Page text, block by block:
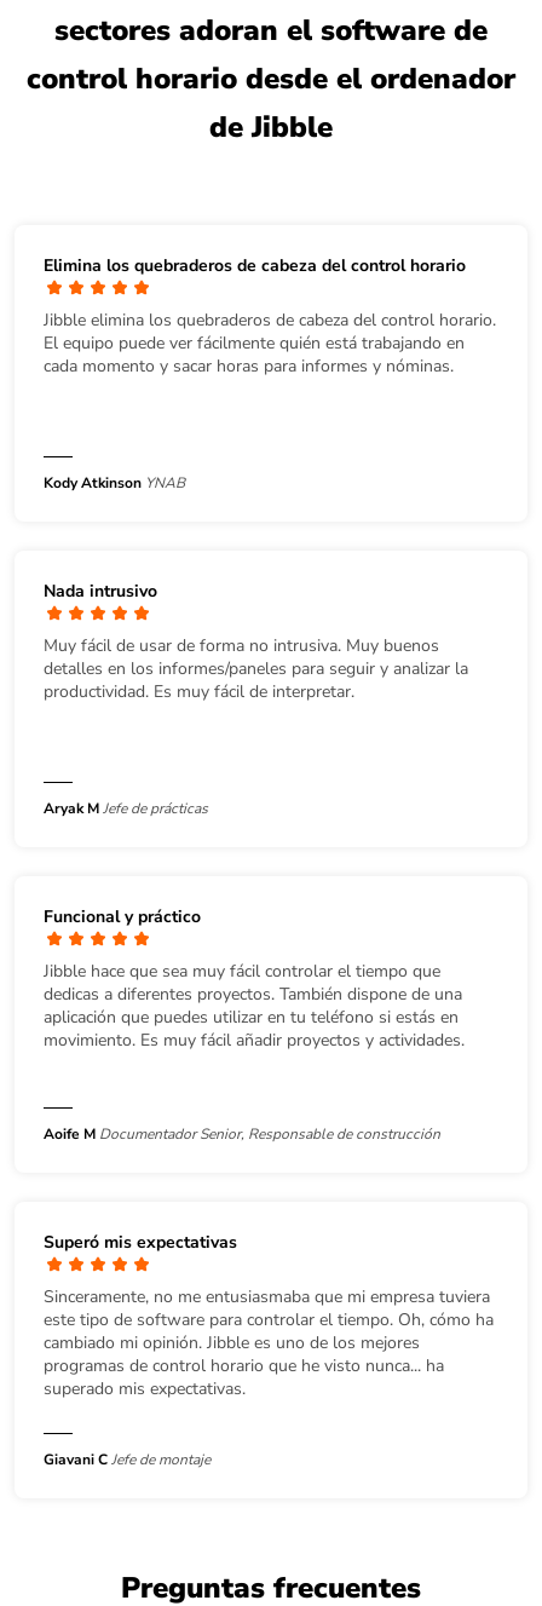
sectores adoran el software de
control horario desde el ordenador
de Jibble
Elimina los quebraderos de cabeza del control horario
Jibble elimina los quebraderos de cabeza del control horario.
El equipo puede ver fácilmente quién está trabajando en
cada momento y sacar horas para informes y nóminas.
Kody Atkinson YNAB
Nada intrusivo
Muy fácil de usar de forma no intrusiva. Muy buenos
detalles en los informes/paneles para seguir y analizar la
productividad. Es muy fácil de interpretar.
Aryak MJefe de prácticas
Funcional y práctico
Jibble hace que sea muy fácil controlar el tiempo que
dedicas a diferentes proyectos. También dispone de una
aplicación que puedes utilizar en tu teléfono si estás en
movimiento. Es muy fácil añadir proyectos y actividades.
Aoife M Documentador Senior, Responsable de construcción
Superó mis expectativas
Sinceramente, no me entusiasmaba que mi empresa tuviera
este tipo de software para controlar el tiempo. Oh, cómo ha
cambiado mi opinión. Jibble es uno de los mejores
programas de control horario que he visto nunca... ha
superado mis expectativas.
Giavani CJefe de montaje
Preguntas frecuentes